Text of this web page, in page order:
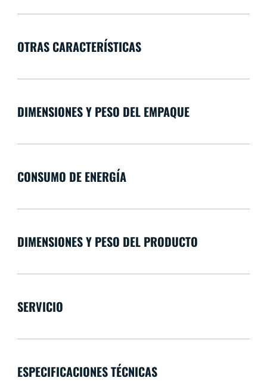
OTRAS CARACTERÍSTICAS
DIMENSIONES Y PESO DEL EMPAQUE
CONSUMO DE ENERGÍA
DIMENSIONES Y PESO DEL PRODUCTO
SERVICIO
ESPECIFICACIONES TÉCNICAS